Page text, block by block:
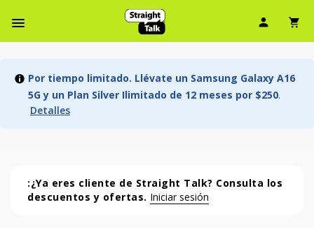
Menú de barra de navegación
Ícono
Por tiempo limitado. Llévate un Samsung Galaxy A16
5G y un Plan Silver Ilimitado de 12 meses por $250.
Detalles
:¿Ya eres cliente de Straight Talk? Consulta los
descuentos y ofertas. Iniciar sesión